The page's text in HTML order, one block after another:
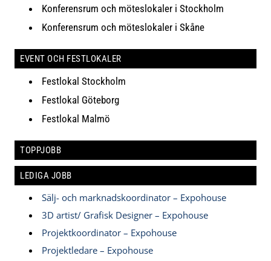
Konferensrum och möteslokaler i Stockholm
Konferensrum och möteslokaler i Skåne
EVENT OCH FESTLOKALER
Festlokal Stockholm
Festlokal Göteborg
Festlokal Malmö
TOPPJOBB
LEDIGA JOBB
Sälj- och marknadskoordinator – Expohouse
3D artist/ Grafisk Designer – Expohouse
Projektkoordinator – Expohouse
Projektledare – Expohouse